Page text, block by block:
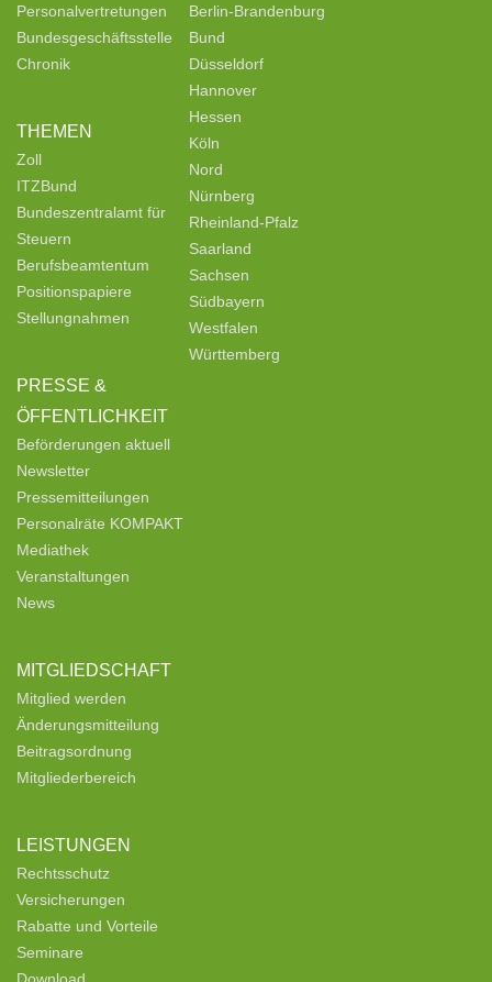
Personalvertretungen
Bundesgeschäftsstelle
Chronik
THEMEN
Zoll
ITZBund
Bundeszentralamt für
Steuern
Berufsbeamtentum
Positionspapiere
Stellungnahmen
PRESSE &
ÖFFENTLICHKEIT
Beförderungen aktuell
Newsletter
Pressemitteilungen
Personalräte KOMPAKT
Mediathek
Veranstaltungen
News
MITGLIEDSCHAFT
Mitglied werden
Änderungsmitteilung
Beitragsordnung
Mitgliederbereich
LEISTUNGEN
Rechtsschutz
Versicherungen
Rabatte und Vorteile
Seminare
Download
Berlin-Brandenburg
Bund
Düsseldorf
Hannover
Hessen
Köln
Nord
Nürnberg
Rheinland-Pfalz
Saarland
Sachsen
Südbayern
Westfalen
Württemberg